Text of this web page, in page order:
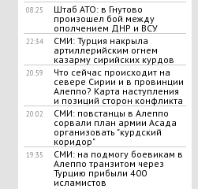
08:25
Штаб АТО: в Гнутово
произошел бой между
ополчением ДНР и ВСУ
22:34
СМИ: Турция накрыла
артиллерийским огнем
казарму сирийских курдов
20:59
Что сейчас происходит на
севере Сирии и в провинции
Алеппо? Карта наступления
и позиций сторон конфликта
20:02
СМИ: повстанцы в Алеппо
сорвали план армии Асада
организовать "курдский
коридор"
19:35
СМИ: на подмогу боевикам в
Алеппо транзитом через
Турцию прибыли 400
исламистов